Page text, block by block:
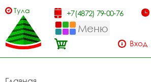
Тула +7(4872) 79-00-76
Меню
Вход